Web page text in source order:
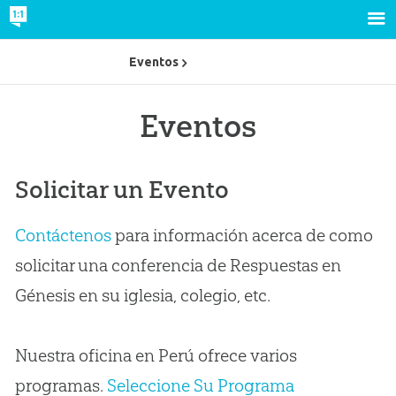
Eventos
Solicitar un Evento
Contáctenospara información acerca de como
solicitar una conferencia de Respuestas en
Génesis en su iglesia, colegio, etc.
Nuestra oficina en Perú ofrece varios
programas. Seleccione Su Programa
Eventos